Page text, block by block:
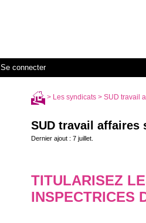
Se connecter
> Les syndicats> SUD travail
SUD travail affaires
Dernier ajout : 7 juillet.
TITULARISEZ
INSPECTRICES